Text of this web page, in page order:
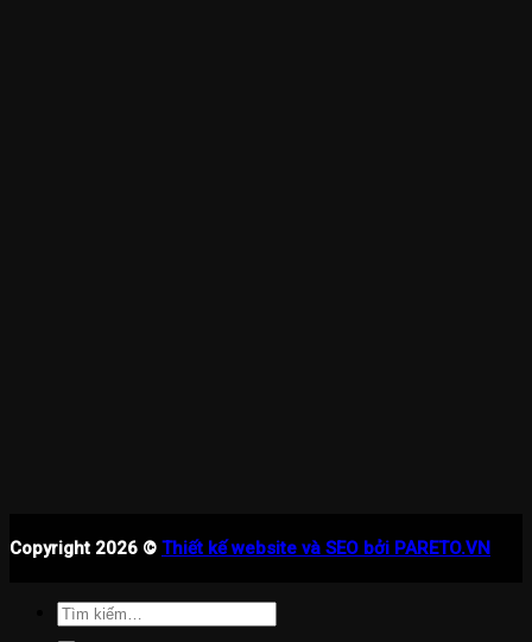
Copyright 2026 © Thiết kế website và SEO bởi PARETO.VN
Tìm